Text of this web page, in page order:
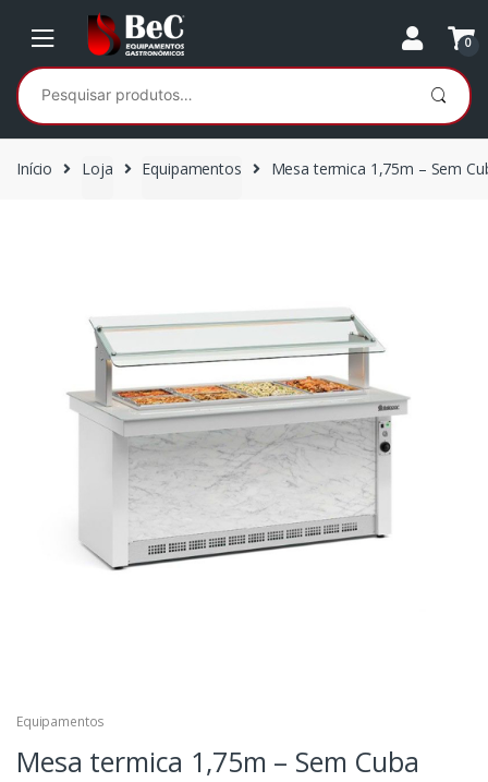
navegação
conteúdo
0
Pesquisar
por:
Início Loja Equipamentos Mesa termica 1,75m – Sem
Equipamentos
Mesa termica 1,75m – Sem Cuba